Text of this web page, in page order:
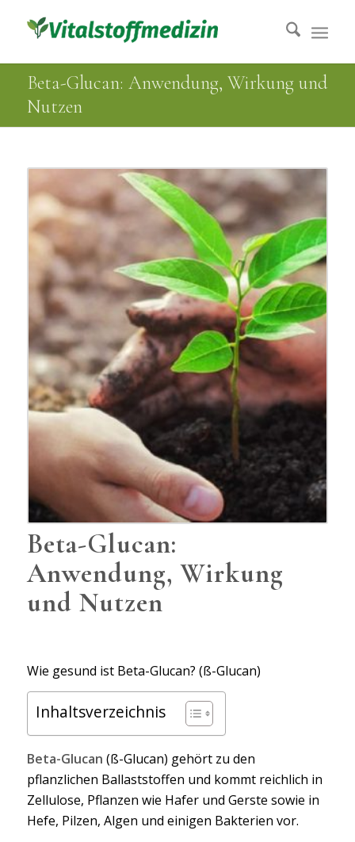
Beta-Glucan: Anwendung, Wirkung und
Nutzen
Beta-Glucan:
Anwendung, Wirkung
und Nutzen
Wie gesund ist Beta-Glucan? (ß-Glucan)
Inhaltsverzeichnis
Beta-Glucan (ß-Glucan) gehört zu den
pflanzlichen Ballaststoffen und kommt reichlich in
Zellulose, Pflanzen wie Hafer und Gerste sowie in
Hefe, Pilzen, Algen und einigen Bakterien vor.